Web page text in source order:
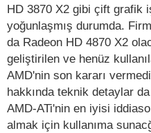
HD 3870 X2 gibi çift grafik
yoğunlaşmış durumda.
da Radeon HD 4870 X2
geliştirilen ve henüz
AMD'nin son kararı
hakkında teknik detaylar
AMD-ATi'nin en iyisi
almak için kullanıma